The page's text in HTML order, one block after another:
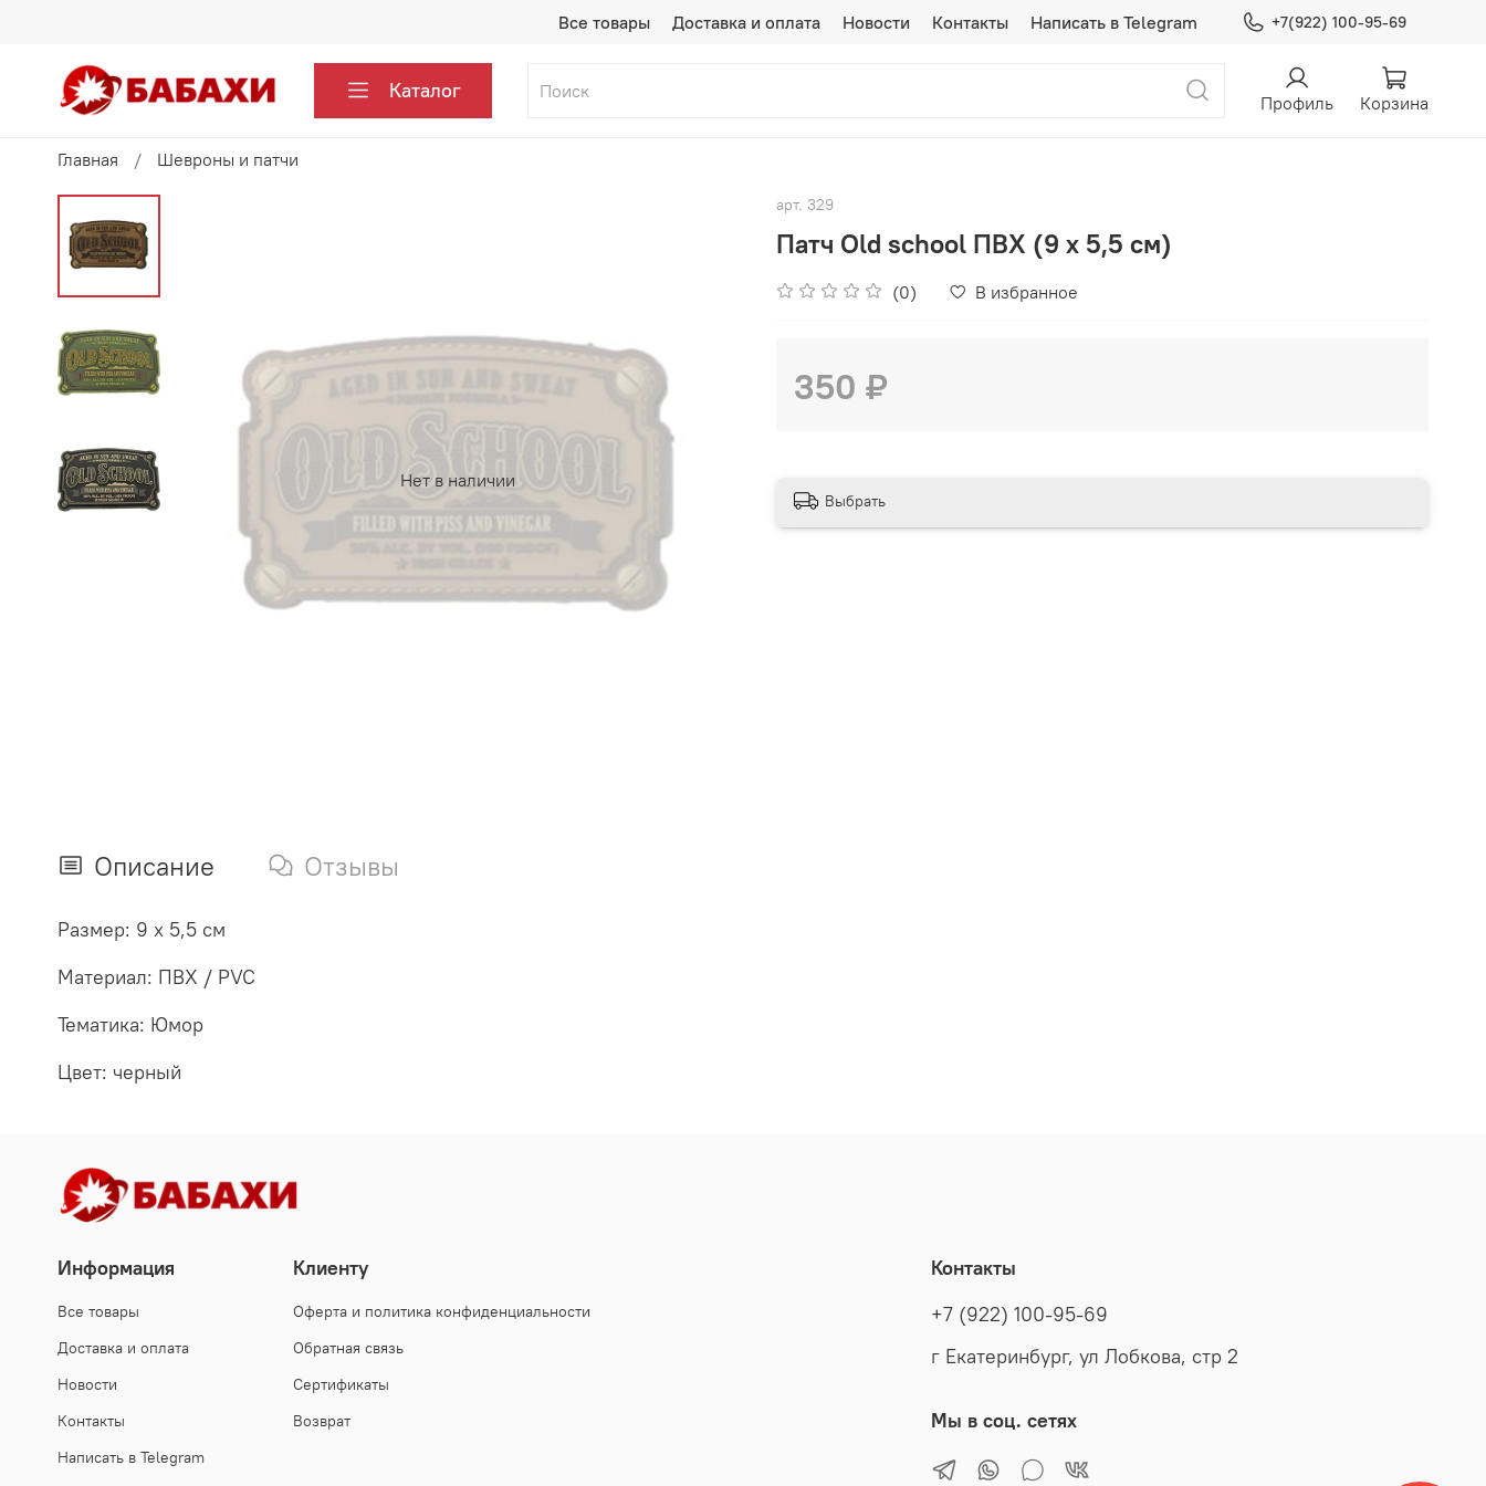
Все товары Доставка и оплата Новости Контакты Написать в Telegram +7(922) 100-95-69
Каталог Профиль Корзина
Главная Шевроны и патчи
Нет в наличии
арт. 329
Патч Old school ПВХ (9 х 5,5 см)
(0) В избранное
350 ₽
Выбрать
Описание Отзывы
Размер: 9 х 5,5 см
Материал: ПВХ / PVC
Тематика: Юмор
Цвет: черный
Информация
Все товары
Доставка и оплата
Новости
Контакты
Написать в Telegram
Клиенту
Оферта и политика конфиденциальности
Обратная связь
Сертификаты
Возврат
Контакты
+7 (922) 100-95-69
г Екатеринбург, ул Лобкова, стр 2
Мы в соц. сетях